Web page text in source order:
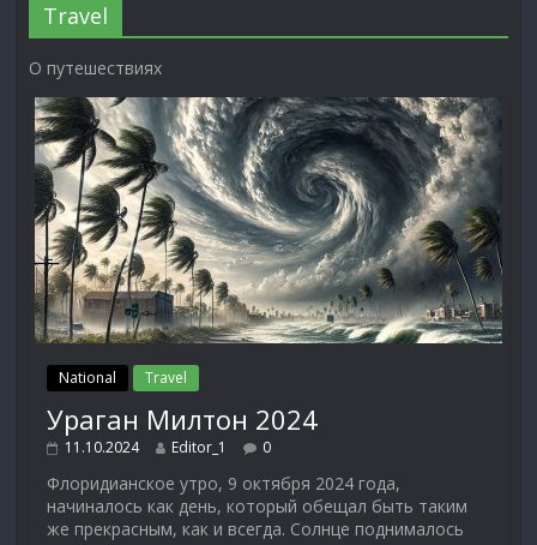
Travel
О путешествиях
National Travel
Ураган Милтон 2024
11.10.2024 Editor_1 0
Флоридианское утро, 9 октября 2024 года,
начиналось как день, который обещал быть таким
же прекрасным, как и всегда. Солнце поднималось